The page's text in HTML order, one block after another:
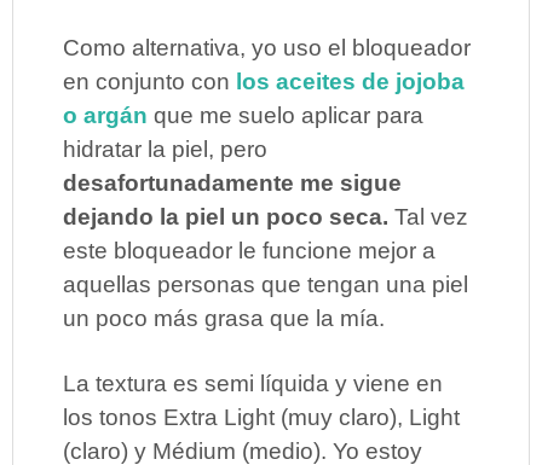
Como alternativa, yo uso el bloqueador
en conjunto con los aceites de jojoba
o argán que me suelo aplicar para
hidratar la piel, pero
desafortunadamente me sigue
dejando la piel un poco seca. Tal vez
este bloqueador le funcione mejor a
aquellas personas que tengan una piel
un poco más grasa que la mía.
La textura es semi líquida y viene en
los tonos Extra Light (muy claro), Light
(claro) y Médium (medio). Yo estoy